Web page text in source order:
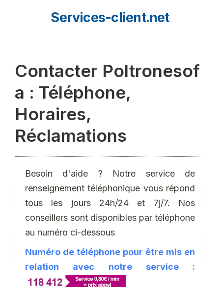
Services-client.net
Contacter Poltronesof
a : Téléphone,
Horaires,
Réclamations
Besoin d'aide ? Notre service de
renseignement téléphonique vous répond
tous les jours 24h/24 et 7j/7. Nos
conseillers sont disponibles par téléphone
au numéro ci-dessous
Numéro de téléphone pour être mis en
relation avec notre service :